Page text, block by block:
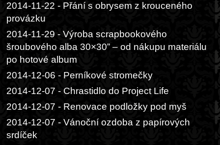
2014-11-22 - Přání s obrysem z krouceného
provázku
2014-11-29 - Výroba scrapbookového
šroubového alba 30×30” – od nákupu materiálu
po hotové album
2014-12-06 - Perníkové stromečky
2014-12-07 - Chrastidlo do Project Life
2014-12-07 - Renovace podložky pod myš
2014-12-07 - Vánoční ozdoba z papírových
srdíček